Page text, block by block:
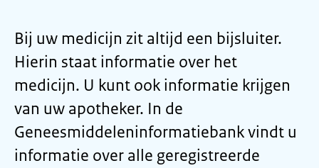
Bij uw medicijn zit altijd een bijsluiter.
Hierin staat informatie over het
medicijn. U kunt ook informatie krijgen
van uw apotheker. In de
Geneesmiddeleninformatiebank vindt u
informatie over alle geregistreerde